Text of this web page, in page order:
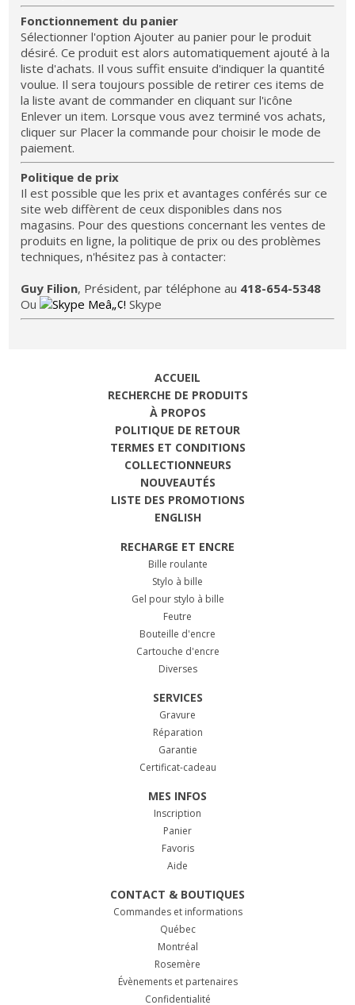
Fonctionnement du panier
Sélectionner l'option Ajouter au panier pour le produit
désiré. Ce produit est alors automatiquement ajouté à la
liste d'achats. Il vous suffit ensuite d'indiquer la quantité
voulue. Il sera toujours possible de retirer ces items de
la liste avant de commander en cliquant sur l'icône
Enlever un item. Lorsque vous avez terminé vos achats,
cliquer sur Placer la commande pour choisir le mode de
paiement.
Politique de prix
Il est possible que les prix et avantages conférés sur ce
site web diffèrent de ceux disponibles dans nos
magasins. Pour des questions concernant les ventes de
produits en ligne, la politique de prix ou des problèmes
techniques, n'hésitez pas à contacter:
Guy Filion, Président, par téléphone au 418-654-5348
Ou
Skype
ACCUEIL
RECHERCHE DE PRODUITS
À PROPOS
POLITIQUE DE RETOUR
TERMES ET CONDITIONS
COLLECTIONNEURS
NOUVEAUTÉS
LISTE DES PROMOTIONS
ENGLISH
RECHARGE ET ENCRE
Bille roulante
Stylo à bille
Gel pour stylo à bille
Feutre
Bouteille d'encre
Cartouche d'encre
Diverses
SERVICES
Gravure
Réparation
Garantie
Certificat-cadeau
MES INFOS
Inscription
Panier
Favoris
Aide
CONTACT & BOUTIQUES
Commandes et informations
Québec
Montréal
Rosemère
Évènements et partenaires
Confidentialité